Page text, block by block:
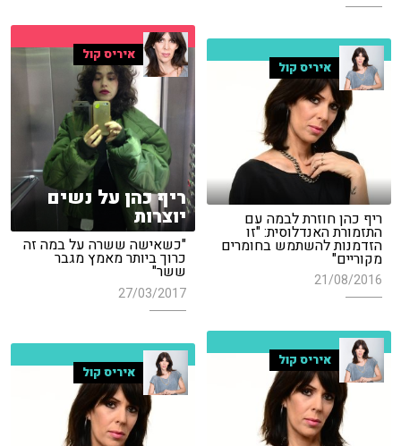
איריס קול
ריף כהן על נשים
יוצרות
"כשאישה ששרה על במה זה
כרוך ביותר מאמץ מגבר
ששר"
27/03/2017
איריס קול
ריף כהן חוזרת לבמה עם
התזמורת האנדלוסית: "זו
הזדמנות להשתמש בחומרים
מקוריים"
21/08/2016
איריס קול
איריס קול